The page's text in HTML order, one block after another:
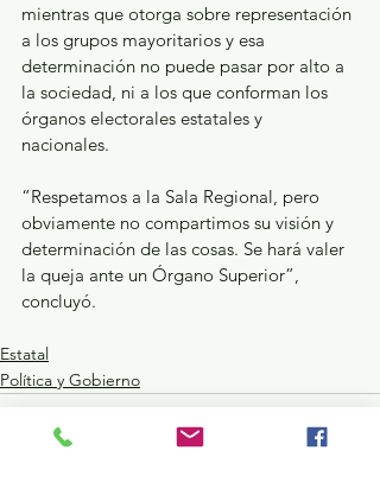
mientras que otorga sobre representación
a los grupos mayoritarios y esa
determinación no puede pasar por alto a
la sociedad, ni a los que conforman los
órganos electorales estatales y
nacionales.
“Respetamos a la Sala Regional, pero
obviamente no compartimos su visión y
determinación de las cosas. Se hará valer
la queja ante un Órgano Superior”,
concluyó.
Estatal
Política y Gobierno